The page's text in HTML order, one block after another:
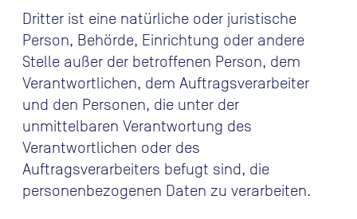
Dritter ist eine natürliche oder juristische
Person, Behörde, Einrichtung oder andere
Stelle außer der betroffenen Person, dem
Verantwortlichen, dem Auftragsverarbeiter
und den Personen, die unter der
unmittelbaren Verantwortung des
Verantwortlichen oder des
Auftragsverarbeiters befugt sind, die
personenbezogenen Daten zu verarbeiten.